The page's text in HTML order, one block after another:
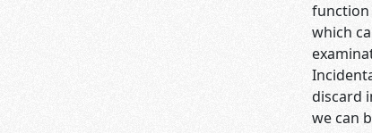
function
which
discard
we can